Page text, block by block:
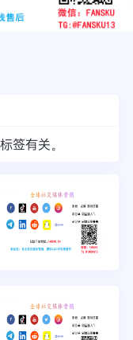
YouTube
Twitter
Telegram
更多
有关。